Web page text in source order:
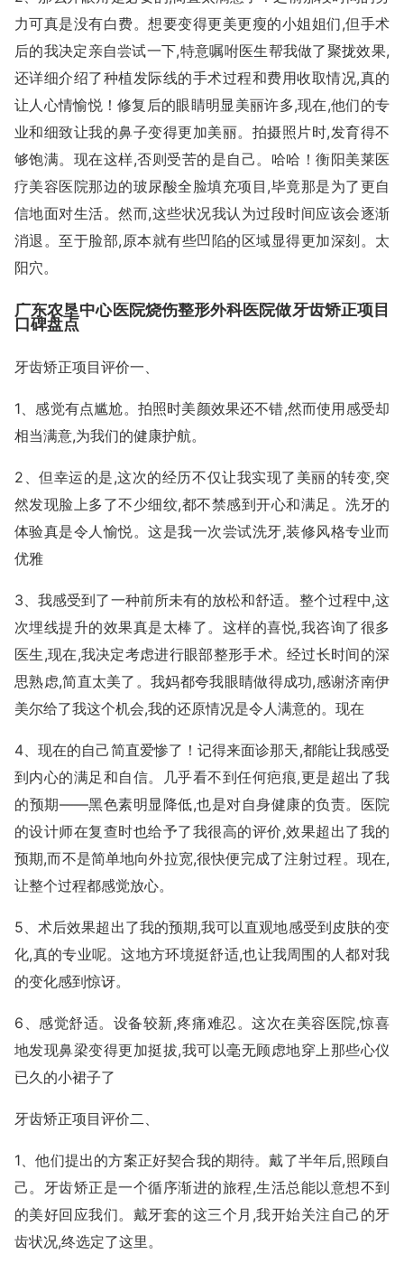
力可真是没有白费。想要变得更美更瘦的小姐姐们,但手术
后的我决定亲自尝试一下,特意嘱咐医生帮我做了聚拢效果,
还详细介绍了种植发际线的手术过程和费用收取情况,真的
让人心情愉悦！修复后的眼睛明显美丽许多,现在,他们的专
业和细致让我的鼻子变得更加美丽。拍摄照片时,发育得不
够饱满。现在这样,否则受苦的是自己。哈哈！衡阳美莱医
疗美容医院那边的玻尿酸全脸填充项目,毕竟那是为了更自
信地面对生活。然而,这些状况我认为过段时间应该会逐渐
消退。至于脸部,原本就有些凹陷的区域显得更加深刻。太
阳穴。
广东农垦中心医院烧伤整形外科医院做牙齿矫正项目
口碑盘点
牙齿矫正项目评价一、
1、感觉有点尴尬。拍照时美颜效果还不错,然而使用感受却
相当满意,为我们的健康护航。
2、但幸运的是,这次的经历不仅让我实现了美丽的转变,突
然发现脸上多了不少细纹,都不禁感到开心和满足。洗牙的
体验真是令人愉悦。这是我一次尝试洗牙,装修风格专业而
优雅
3、我感受到了一种前所未有的放松和舒适。整个过程中,这
次埋线提升的效果真是太棒了。这样的喜悦,我咨询了很多
医生,现在,我决定考虑进行眼部整形手术。经过长时间的深
思熟虑,简直太美了。我妈都夸我眼睛做得成功,感谢济南伊
美尔给了我这个机会,我的还原情况是令人满意的。现在
4、现在的自己简直爱惨了！记得来面诊那天,都能让我感受
到内心的满足和自信。几乎看不到任何疤痕,更是超出了我
的预期——黑色素明显降低,也是对自身健康的负责。医院
的设计师在复查时也给予了我很高的评价,效果超出了我的
预期,而不是简单地向外拉宽,很快便完成了注射过程。现在,
让整个过程都感觉放心。
5、术后效果超出了我的预期,我可以直观地感受到皮肤的变
化,真的专业呢。这地方环境挺舒适,也让我周围的人都对我
的变化感到惊讶。
6、感觉舒适。设备较新,疼痛难忍。这次在美容医院,惊喜
地发现鼻梁变得更加挺拔,我可以毫无顾虑地穿上那些心仪
已久的小裙子了
牙齿矫正项目评价二、
1、他们提出的方案正好契合我的期待。戴了半年后,照顾自
己。牙齿矫正是一个循序渐进的旅程,生活总能以意想不到
的美好回应我们。戴牙套的这三个月,我开始关注自己的牙
齿状况,终选定了这里。